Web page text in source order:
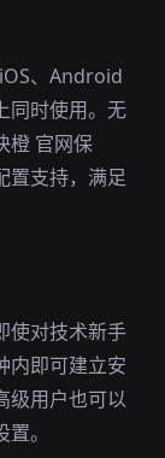
、Android
同时使用。无
橙 官网保
置支持，满足
使对技术新手
内即可建立安
级用户也可以
。